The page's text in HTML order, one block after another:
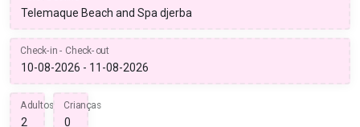
Check-in - Check-out
Adultos Crianças